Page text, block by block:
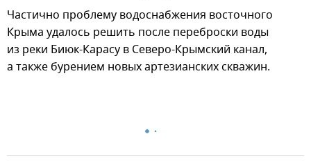
Частично проблему водоснабжения восточного
Крыма удалось решить после переброски воды
из реки Биюк-Карасу в Северо-Крымский канал,
а также бурением новых артезианских скважин.